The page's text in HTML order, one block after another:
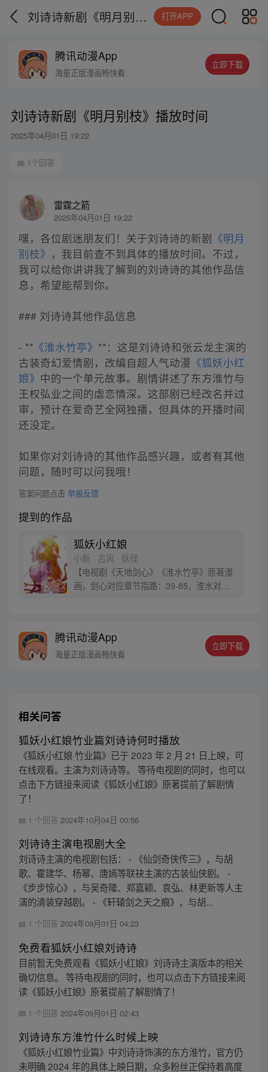
刘诗诗新剧《明月别枝》播放时间 打开APP
腾讯动漫App
海量正版漫画畅快看
立即下载
刘诗诗新剧《明月别枝》播放时间
2025年04月01日 19:22
1个回答
雷霆之箭
2025年04月01日 19:22
嘿，各位剧迷朋友们！关于刘诗诗的新剧 《明月
别枝》 ，我目前查不到具体的播放时间。不过，
我可以给你讲讲我了解到的刘诗诗的其他作品信
息，希望能帮到你。
### 刘诗诗其他作品信息
- ** 《淮水竹亭》 **：这是刘诗诗和张云龙主演的
古装奇幻爱情剧，改编自超人气动漫 《狐妖小红
娘》 中的一个单元故事。剧情讲述了东方淮竹与
王权弘业之间的虐恋情深。这部剧已经改名并过
审，预计在爱奇艺全网独播，但具体的开播时间
还没定。
如果你对刘诗诗的其他作品感兴趣，或者有其他
问题，随时可以问我哦！
答案问题点击 举报反馈
提到的作品
狐妖小红娘
小新 · 古风 · 妖怪
【电视剧《天地剑心》《淮水竹亭》原著漫
画，剑心对应章节指路：39-85，淮水对应
腾讯动漫App
海量正版漫画畅快看
立即下载
相关问答
狐妖小红娘竹业篇刘诗诗何时播放
《狐妖小红娘·竹业篇》已于 2023 年 2 月 21 日上映，可
在线观看。主演为刘诗诗等。 等待电视剧的同时，也可以
点击下方链接来阅读《狐妖小红娘》原著提前了解剧情
了！
1 个回答 2024年10月04日 00:56
刘诗诗主演电视剧大全
刘诗诗主演的电视剧包括： - 《仙剑奇侠传三》，与胡
歌、霍建华、杨幂、唐嫣等联袂主演的古装仙侠剧。 -
《步步惊心》，与吴奇隆、郑嘉颖、袁弘、林更新等人主
演的清装穿越剧。 - 《轩辕剑之天之痕》，与胡...
1 个回答 2024年09月01日 04:23
免费看狐妖小红娘刘诗诗
目前暂无免费观看《狐妖小红娘》刘诗诗主演版本的相关
确切信息。 等待电视剧的同时，也可以点击下方链接来阅
读《狐妖小红娘》原著提前了解剧情了！
1 个回答 2024年09月01日 02:43
刘诗诗东方淮竹什么时候上映
《狐妖小红娘竹业篇》中刘诗诗饰演的东方淮竹，官方仍
未明确 2024 年的具体上映日期，众多粉丝正保持着高度